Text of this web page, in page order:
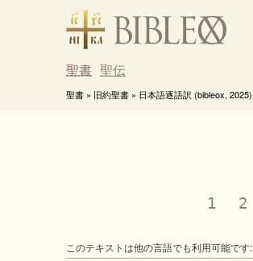
聖書 聖伝
聖書 » 旧約聖書 » 日本語逐語訳 (bibleox, 2025)
1 2
このテキストは他の言語でも利用可能です: